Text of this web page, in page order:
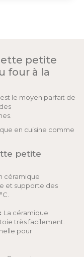
petite
four à la
est le moyen parfait de
en cuisine comme
petite
céramique
et supporte des
La céramique
très facilement.
pour